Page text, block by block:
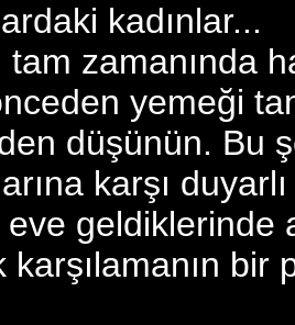
kadınlar...
tam zamanında
yemeği
düşünün. Bu
karşı
geldiklerinde
karşılamanın bir